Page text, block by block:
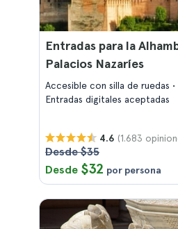
Entradas para la
Palacios Nazaríes
Accesible con silla de ruedas
Entradas digitales aceptadas
4.6 (1.683
Desde $35
Desde $32 por persona